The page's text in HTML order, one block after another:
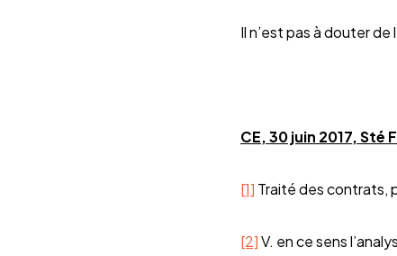
Il n’est pas à douter
CE, 30 juin 2017, Sté
[1] Traité des contrats,
[2]V. en ce sens